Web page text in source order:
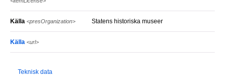
Källa <presOrganization> Statens historiska museer
Källa <url>
Teknisk data